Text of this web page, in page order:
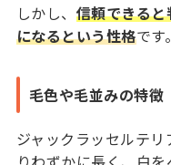
しかし、 信頼できる
になるという性格です。
毛色や毛並みの特徴
ジャックラッセルテ